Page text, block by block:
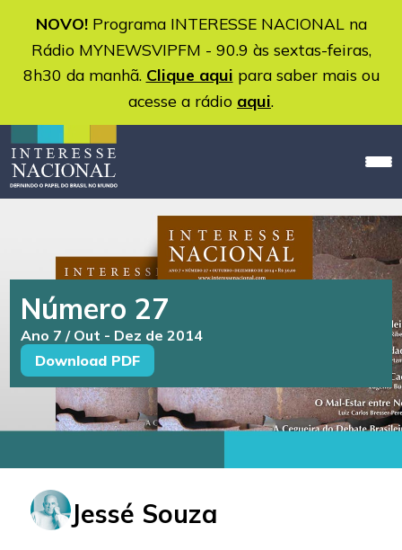
NOVO!Programa INTERESSE NACIONAL na
Rádio MYNEWSVIPFM - 90.9 às sextas-feiras,
8h30 da manhã. Clique aqui para saber mais ou
acesse a rádio aqui.
Número 27
Ano 7 / Out - Dez de 2014
Download PDF
Jessé Souza